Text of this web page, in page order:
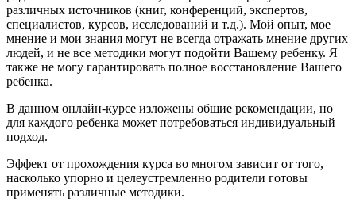
различных источников (книг, конференций, экспертов,
специалистов, курсов, исследований и т.д.). Мой опыт, мое
мнение и мои знания могут не всегда отражать мнение других
людей, и не все методики могут подойти Вашему ребенку. Я
также не могу гарантировать полное восстановление Вашего
ребенка.
В данном онлайн-курсе изложены общие рекомендации, но
для каждого ребенка может потребоваться индивидуальный
подход.
Эффект от прохождения курса во многом зависит от того,
насколько упорно и целеустремленно родители готовы
применять различные методики.